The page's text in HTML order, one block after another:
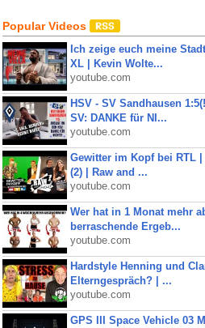
Popular Videos
Ich zeige euch meine
XL | Kevin Wolte...
youtube.com
HSV - SV Sandhausen
SV: DANKE für NI...
youtube.com
Gewitter im Kopf bei RTL
(2) | Raw and ...
youtube.com
Wer hat in 1 Monat mehr
berraschende Ergeb...
youtube.com
Hardstyle Henning und
Elterngespräch? | ...
youtube.com
GPS III Space Vehicle 03